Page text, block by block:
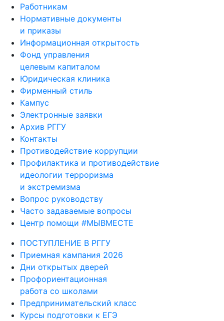
Работникам
Нормативные документы
и приказы
Информационная открытость
Фонд управления
целевым капиталом
Юридическая клиника
Фирменный стиль
Кампус
Электронные заявки
Архив РГГУ
Контакты
Противодействие коррупции
Профилактика и противодействие
идеологии терроризма
и экстремизма
Вопрос руководству
Часто задаваемые вопросы
Центр помощи #МЫВМЕСТЕ
ПОСТУПЛЕНИЕ В РГГУ
Приемная кампания 2026
Дни открытых дверей
Профориентационная
работа со школами
Предпринимательский класс
Курсы подготовки к ЕГЭ